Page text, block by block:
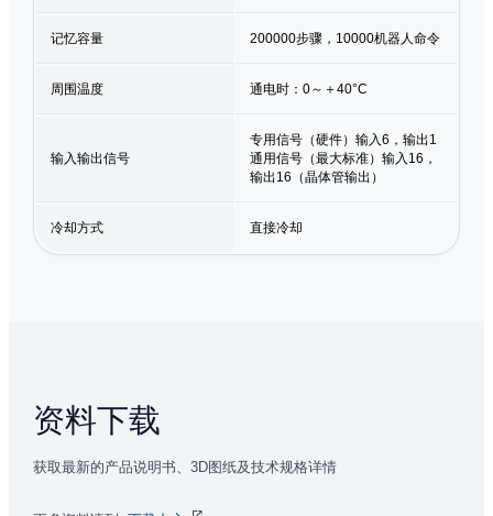
记忆容量 200000步骤，10000机器人命令
周围温度 通电时：0～＋40°C
输入输出信号
专用信号（硬件）输入6，输出1
通用信号（最大标准）输入16，
输出16（晶体管输出）
冷却方式 直接冷却
资料下载
获取最新的产品说明书、3D图纸及技术规格详情